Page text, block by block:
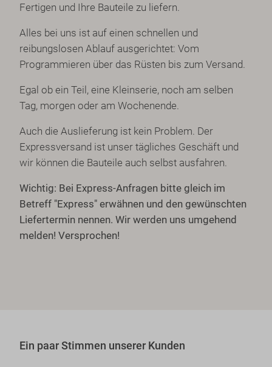
Fertigen und Ihre Bauteile zu liefern.
Alles bei uns ist auf einen schnellen und
reibungslosen Ablauf ausgerichtet: Vom
Programmieren über das Rüsten bis zum Versand.
Egal ob ein Teil, eine Kleinserie, noch am selben
Tag, morgen oder am Wochenende.
Auch die Auslieferung ist kein Problem. Der
Expressversand ist unser tägliches Geschäft und
wir können die Bauteile auch selbst ausfahren.
Wichtig: Bei Express-Anfragen bitte gleich im
Betreff "Express" erwähnen und den gewünschten
Liefertermin nennen. Wir werden uns umgehend
melden! Versprochen!
Ein paar Stimmen unserer Kunden